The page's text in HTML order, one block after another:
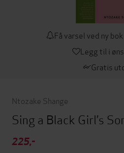
Få varsel ved ny
Legg til i
Gratis
Ntozake Shange
Sing a Black Girl’s
225,-